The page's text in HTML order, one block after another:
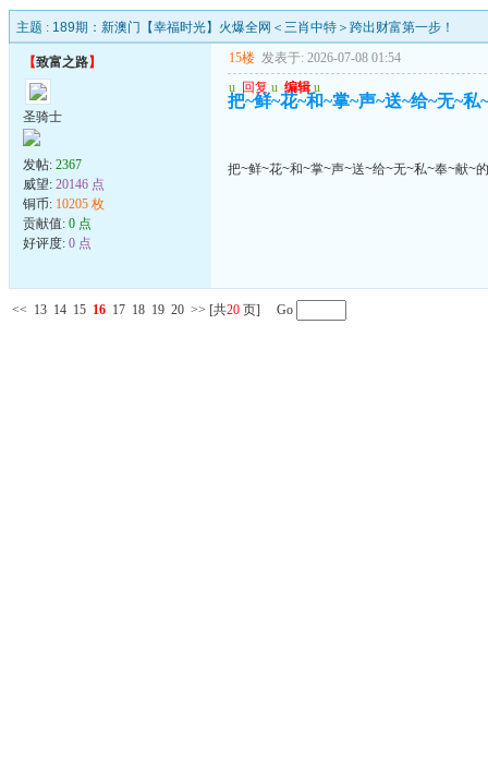
主题 : 189期：新澳门【幸福时光】火爆全网＜三肖中特＞跨出财富第一步！
【致富之路】
圣骑士
发帖: 2367
威望: 20146 点
铜币: 10205 枚
贡献值: 0 点
好评度: 0 点
15楼 发表于: 2026-07-08 01:54
u 回复 u 编辑 u
把~鲜~花~和~掌~声~送~给~无~私
把~鲜~花~和~掌~声~送~给~无~私~奉~献~
<< 13 14 15 16 17 18 19 20 >> [共20 页] Go